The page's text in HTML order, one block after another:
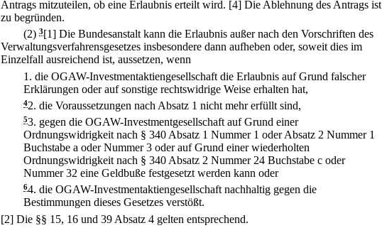
Antrags mitzuteilen, ob eine Erlaubnis erteilt wird. [4] Die Ablehnung des Antrags ist
zu begründen.
(2) 3[1] Die Bundesanstalt kann die Erlaubnis außer nach den Vorschriften des
Verwaltungsverfahrensgesetzes insbesondere dann aufheben oder, soweit dies im
Einzelfall ausreichend ist, aussetzen, wenn
1. die OGAW-Investmentaktiengesellschaft die Erlaubnis auf Grund falscher
Erklärungen oder auf sonstige rechtswidrige Weise erhalten hat,
42. die Voraussetzungen nach Absatz 1 nicht mehr erfüllt sind,
53. gegen die OGAW-Investmentgesellschaft auf Grund einer
Ordnungswidrigkeit nach § 340 Absatz 1 Nummer 1 oder Absatz 2 Nummer 1
Buchstabe a oder Nummer 3 oder auf Grund einer wiederholten
Ordnungswidrigkeit nach § 340 Absatz 2 Nummer 24 Buchstabe c oder
Nummer 32 eine Geldbuße festgesetzt werden kann oder
64. die OGAW-Investmentaktiengesellschaft nachhaltig gegen die
Bestimmungen dieses Gesetzes verstößt.
[2] Die §§ 15, 16 und 39 Absatz 4 gelten entsprechend.